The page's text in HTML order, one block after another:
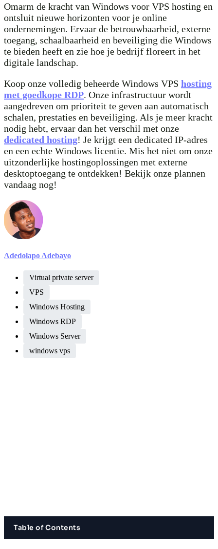
Omarm de kracht van Windows voor VPS hosting en
ontsluit nieuwe horizonten voor je online
ondernemingen. Ervaar de betrouwbaarheid, externe
toegang, schaalbaarheid en beveiliging die Windows
te bieden heeft en zie hoe je bedrijf floreert in het
digitale landschap.
Koop onze volledig beheerde Windows VPS hosting
met goedkope RDP. Onze infrastructuur wordt
aangedreven om prioriteit te geven aan automatisch
schalen, prestaties en beveiliging. Als je meer kracht
nodig hebt, ervaar dan het verschil met onze
dedicated hosting! Je krijgt een dedicated IP-adres
en een echte Windows licentie. Mis het niet om onze
uitzonderlijke hostingoplossingen met externe
desktoptoegang te ontdekken! Bekijk onze plannen
vandaag nog!
Adedolapo Adebayo
Virtual private server
VPS
Windows Hosting
Windows RDP
Windows Server
windows vps
Table of Contents